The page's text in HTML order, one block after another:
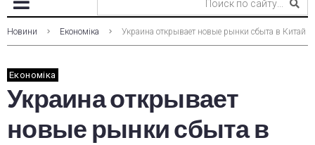
Новини Економіка Украина открывает новые рынки сбыта в Китай
Економіка
Украина открывает
новые рынки сбыта в